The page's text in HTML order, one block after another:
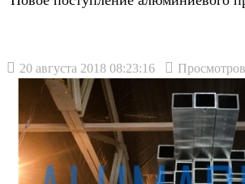
20 августа 2018 08:23:16